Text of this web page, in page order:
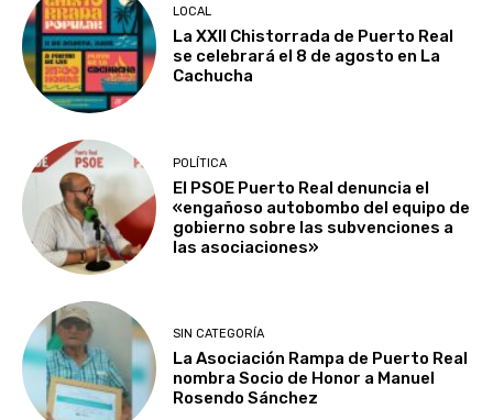
LOCAL
La XXII Chistorrada de Puerto Real
se celebrará el 8 de agosto en La
Cachucha
POLÍTICA
El PSOE Puerto Real denuncia el
«engañoso autobombo del equipo de
gobierno sobre las subvenciones a
las asociaciones»
SIN CATEGORÍA
La Asociación Rampa de Puerto Real
nombra Socio de Honor a Manuel
Rosendo Sánchez